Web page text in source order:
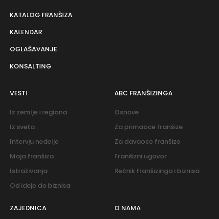
KATALOG FRANŠIZA
KALENDAR
OGLAŠAVANJE
KONSALTING
VESTI
Iz zemlje i regiona
Iz sveta
Intervju nedelje
Moja franšiza
Istraživanja
Od ideje do biznisa
ABC FRANŠIZINGA
Osnove
Za primaoce franšize
Za davaoce franšize
Franšizni ugovor
Rečnik franšizinga i biznisa
ZAJEDNICA O NAMA